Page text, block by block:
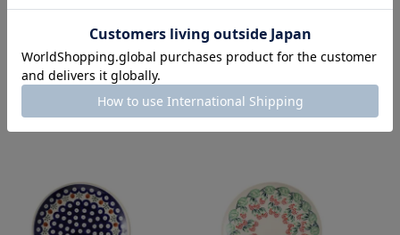
エツ トリオセット ティー
DU-182
¥9,350税込
在庫切れ
エツ トリオセット ティー D-
41
在庫切れ